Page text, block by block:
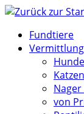
Zum
springenFundtiere
Hunde
Katzen
von